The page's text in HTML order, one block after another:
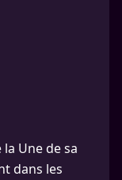
Une de sa
dans les